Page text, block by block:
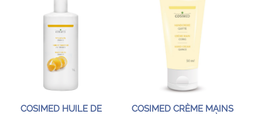
COSIMED HUILE DE
COSIMED CRÈME MAINS